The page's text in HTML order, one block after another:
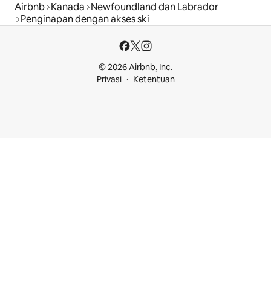
Airbnb Kanada Newfoundland dan Labrador
Penginapan dengan akses ski
© 2026 Airbnb, Inc.
Privasi
Ketentuan